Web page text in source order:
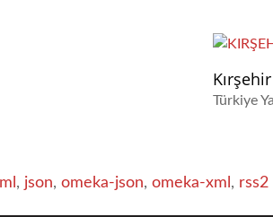
Kırşehir
Türkiye
, json,omeka-json,omeka-xml , rss2